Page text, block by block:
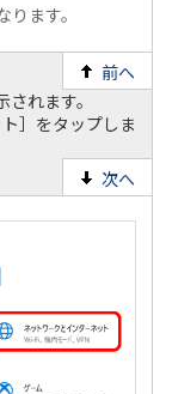
ます。
れます。
］をタップしま
前へ
次へ